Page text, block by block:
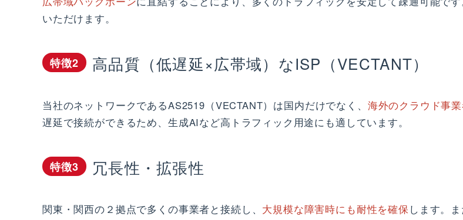
いただけます。
特徴2 高品質（低遅延×広帯域）なISP（VECTANT）
当社のネットワークであるAS2519（VECTANT）は国内だけでなく、 海外のクラウド事
遅延で接続ができるため、生成AIなど高トラフィック用途にも適しています。
特徴3 冗長性・拡張性
関東・関西の２拠点で多くの事業者と接続し、 大規模な障害時にも耐性を確保 します。